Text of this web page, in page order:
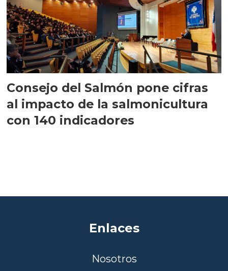
Consejo del Salmón pone cifras
al impacto de la salmonicultura
con 140 indicadores
Enlaces
Nosotros